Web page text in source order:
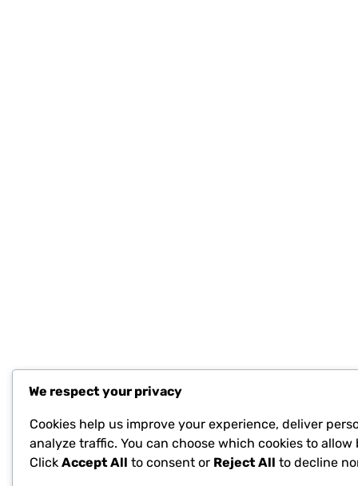
We respect your privacy
Cookies help us improve your experience, deliver
analyze traffic. You can choose which cookies to
Click Accept All to consent or Reject All to decline